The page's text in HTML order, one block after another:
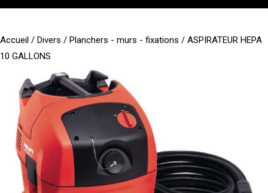
Accueil / Divers / Planchers - murs - fixations / ASPIRATEUR HEPA
10 GALLONS